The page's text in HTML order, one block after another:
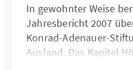
In gewohnter Weise
Jahresbericht 2007
Konrad-Adenauer-
Ausland. Das Kapitel